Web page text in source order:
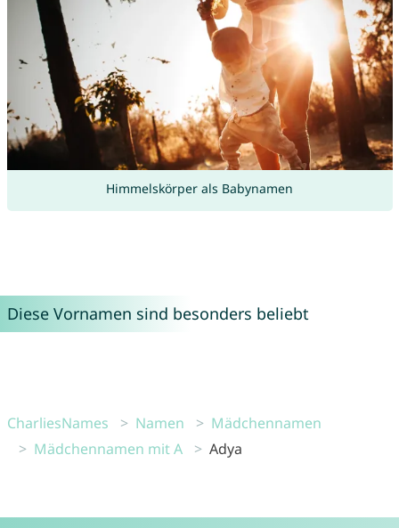
Himmelskörper als Babynamen
Diese Vornamen sind besonders beliebt
CharliesNames Namen
Mädchennamen
Mädchennamen mit A
Adya